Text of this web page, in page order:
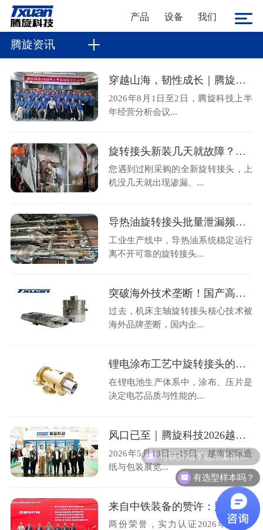
产品 设备 我们
腾旋资讯
穿越山海，韧性成长｜腾旋科技2026上半年经营分析会顺利召开
2026年8月1日至2日，腾旋科技上半
年经营分析会议...
旋转接头新装几天就故障？金属软管不规范安装是主因
您遇到过刚采购的全新旋转接头，上
机没几天就出现渗漏、...
导热油旋转接头批量泄漏频发？腾旋售后现场拆解揭秘两大核心诱因
工业生产线中，导热油系统稳定运行
离不开可靠的旋转接头...
突破海外技术垄断！国产高速机床主轴旋转接头36000转高转速自主可控
过去，机床主轴旋转接头核心技术被
海外品牌垄断，国内企...
锂电涂布工艺中旋转接头的选型与运维避损方案
在锂电池生产体系中，涂布、压片是
决定电芯品质与性能的...
风口已至｜腾旋科技2026越南造纸展圆满收官
2026年5月13日—15日，越南国际造
纸与包装展览...
来自中铁装备的赞许：腾旋科技喜获优秀供应商奖+质量标杆奖
两份荣誉，实力认证2026年4月28
可以介绍下运用案例么？
有选型样本吗？